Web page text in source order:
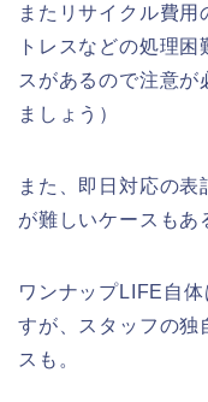
またリサイクル費用
トレスなどの処理
スがあるので注意が
ましょう）
また、即日対応の
が難しいケースもあ
ワンナップLIFE自
すが、スタッフの独
スも。